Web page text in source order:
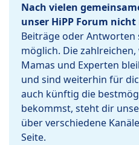
Nach vielen
unser HiPP Forum
Beiträge oder
möglich. Die
Mamas und Experten
und sind weiterhin für
auch künftig die
bekommst, steht dir
über verschiedene
Seite.